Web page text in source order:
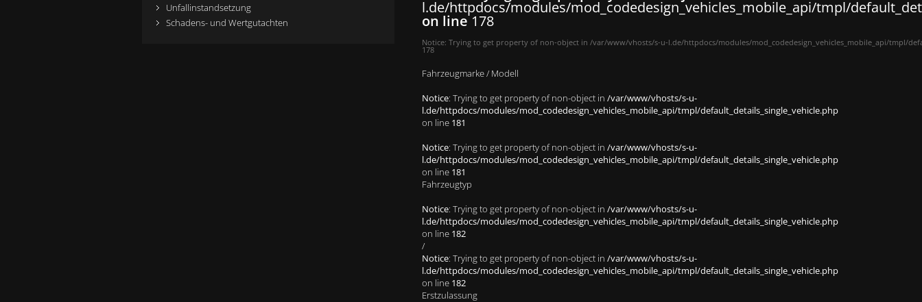
l.de/httpdocs/modules/mod_codedesign_vehicles_mobile_api/tmpl/
on line178
Notice: Trying to get property of non-object in /var/www/vhosts/s-u-l.de/httpdocs/modules/mod_codedesign_vehicles_mobile_api/tmpl/
178
Fahrzeugmarke / Modell
Notice: Trying to get property of non-object in /var/www/vhosts/s-u-
l.de/httpdocs/modules/mod_codedesign_vehicles_mobile_api/tmpl/default_details_single_vehicle.php
on line 181
Notice: Trying to get property of non-object in /var/www/vhosts/s-u-
l.de/httpdocs/modules/mod_codedesign_vehicles_mobile_api/tmpl/default_details_single_vehicle.php
on line 181
Fahrzeugtyp
Notice: Trying to get property of non-object in /var/www/vhosts/s-u-
l.de/httpdocs/modules/mod_codedesign_vehicles_mobile_api/tmpl/default_details_single_vehicle.php
on line 182
/
Notice: Trying to get property of non-object in /var/www/vhosts/s-u-
l.de/httpdocs/modules/mod_codedesign_vehicles_mobile_api/tmpl/default_details_single_vehicle.php
on line 182
Erstzulassung
Unfallinstandsetzung
Schadens- und Wertgutachten